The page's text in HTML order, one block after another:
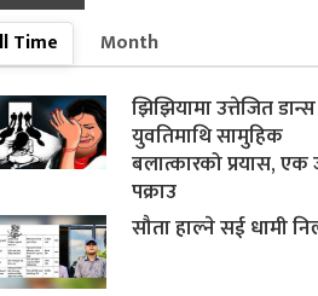
Time
Month
झिझियामा उत्तेजित
युवतिमाथि सामुहिक
बलात्कारको प्रयास, एक
पक्राउ
सौता हाल्ने सई धामी